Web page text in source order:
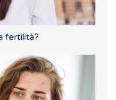
fertilità?